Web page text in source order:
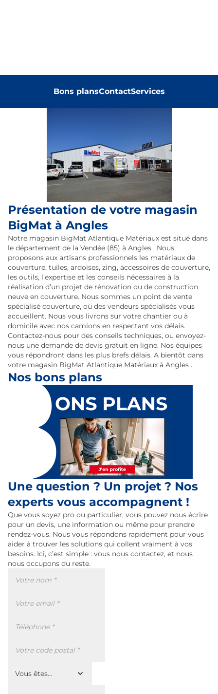
Bons plansContactServices
Présentation de votre magasin
BigMat à Angles
Notre magasin BigMat Atlantique Matériaux est situé dans
le département de la Vendée (85) à Angles . Nous
proposons aux artisans professionnels les matériaux de
couverture, tuiles, ardoises, zing, accessoires de couverture,
les outils, l’expertise et les conseils nécessaires à la
réalisation d’un projet de rénovation ou de construction
neuve en couverture. Nous sommes un point de vente
spécialisé couverture, où des vendeurs spécialisés vous
accueillent. Nous vous livrons sur votre chantier ou à
domicile avec nos camions en respectant vos délais.
Contactez-nous pour des conseils techniques, ou envoyez-
nous une demande de devis gratuit en ligne. Nos équipes
vous répondront dans les plus brefs délais. A bientôt dans
votre magasin BigMat Atlantique Matériaux à Angles .
Nos bons plans
Une question ? Un projet ? Nos
experts vous accompagnent !
Que vous soyez pro ou particulier, vous pouvez nous écrire
pour un devis, une information ou même pour prendre
rendez-vous. Nous vous répondons rapidement pour vous
aider à trouver les solutions qui collent vraiment à vos
besoins. Ici, c’est simple : vous nous contactez, et nous
nous occupons du reste.